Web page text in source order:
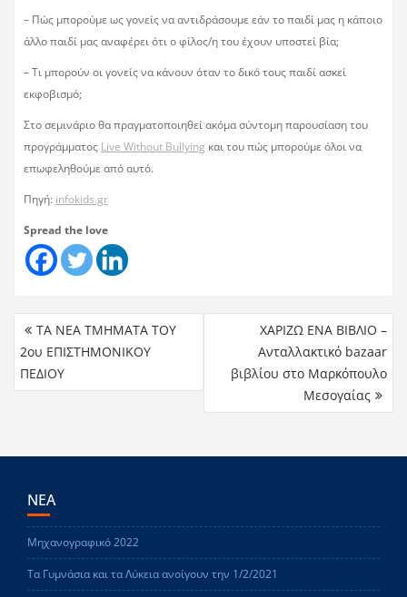
– Πώς μπορούμε ως γονείς να αντιδράσουμε εάν το παιδί μας η κάποιο
άλλο παιδί μας αναφέρει ότι ο φίλος/η του έχουν υποστεί βία;
– Τι μπορούν οι γονείς να κάνουν όταν το δικό τους παιδί ασκεί
εκφοβισμό;
Στο σεμινάριο θα πραγματοποιηθεί ακόμα σύντομη παρουσίαση του
προγράμματος Live Without Bullying και του πώς μπορούμε όλοι να
επωφεληθούμε από αυτό.
Πηγή: infokids.gr
Spread the love
TA NEA TMHMATA TOY
2ου ΕΠΙΣΤΗΜΟΝΙΚΟΥ
ΠΕΔΙΟΥ
ΧΑΡΙΖΩ ΕΝΑ ΒΙΒΛΙΟ –
Ανταλλακτικό bazaar
βιβλίου στο Μαρκόπουλο
Μεσογαίας
ΝΕΑ
Μηχανογραφικό 2022
Τα Γυμνάσια και τα Λύκεια ανοίγουν την 1/2/2021